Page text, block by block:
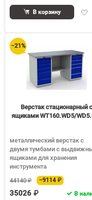
В корзину
−21%
Верстак стационарный с
ящиками WT160.WD5/
металлический верстак с
двумя тумбами с
ящиками для хранения
инструмента
44140 ₽
−9114 ₽
35026 ₽
В